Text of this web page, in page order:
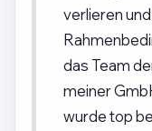
verlieren
das Team
meiner
wurde top